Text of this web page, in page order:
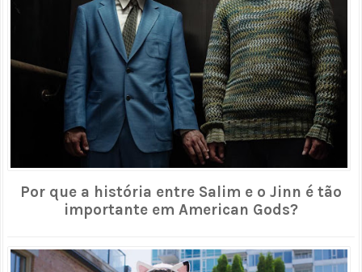
Por que a história entre Salim e o Jinn é tão
importante em American Gods?